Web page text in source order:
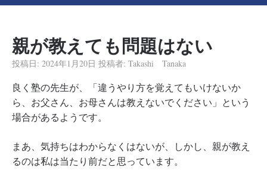
親が教えても問題はない
投稿日: 2024年1月20日 投稿者: Takashi Tanaka
良く塾の先生が、「違うやり方を覚えてもいけないか
ら、お父さん、お母さんは教えないでください」という
場合があるようです。
まあ、気持ちはわからなくはないが、しかし、親が教え
るのは私は当たり前だと思っています。